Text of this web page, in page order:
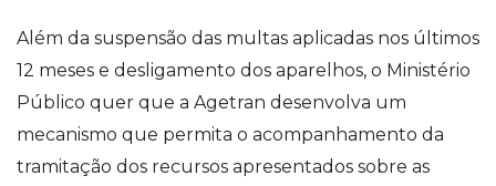
Além da suspensão das multas aplicadas nos últimos
12 meses e desligamento dos aparelhos, o Ministério
Público quer que a Agetran desenvolva um
mecanismo que permita o acompanhamento da
tramitação dos recursos apresentados sobre as